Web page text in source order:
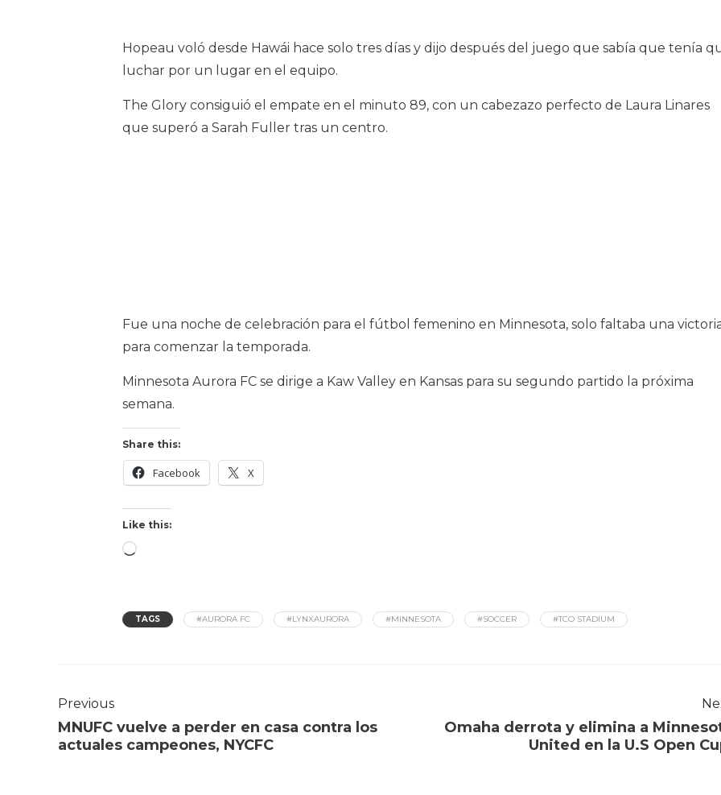
Hopeau voló desde Hawái hace solo tres días y dijo después del juego que sabía que tenía
luchar por un lugar en el equipo.
The Glory consiguió el empate en el minuto 89, con un cabezazo perfecto de Laura Linares
que superó a Sarah Fuller tras un centro.
Fue una noche de celebración para el fútbol femenino en Minnesota, solo faltaba una
para comenzar la temporada.
Minnesota Aurora FC se dirige a Kaw Valley en Kansas para su segundo partido la próxima
semana.
Share this:
Facebook X
Like this:
TAGS #AURORA FC #LYNXAURORA #MINNESOTA #SOCCER #TCO STADIUM
Previous
MNUFC vuelve a perder en casa contra los
actuales campeones, NYCFC
Omaha derrota y elimina a
United en la U.S Open